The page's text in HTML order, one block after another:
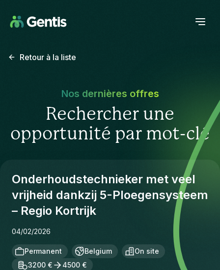
Retour à la liste
Nos dernières offres
Rechercher une
opportunité par mot-clé
Onderhoudstechnieker met veel
vrijheid dankzij 5-Ploegensysteem
– Regio Kortrijk
04/02/2026
Permanent Belgium
On site
3200 €
4500 €